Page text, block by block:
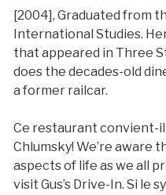
[2004], Graduated from
International Studies.
that appeared in Three
does the decades-old
a former railcar.
Ce restaurant convient-il
Chlumsky! We’re aware
aspects of life as we all
visit Gus’s Drive-In. Si le